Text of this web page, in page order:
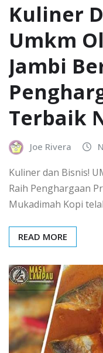
Kuliner
Umkm
Jambi
Terbaik
Joe Rivera
Kuliner dan Bisnis!
Raih Penghargaan
Mukadimah Kopi
READ MORE